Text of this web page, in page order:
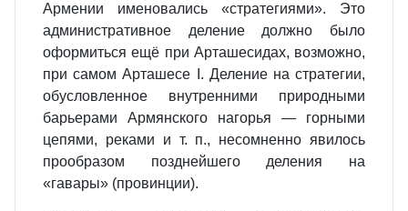
Армении именовались «стратегиями». Это
административное деление должно было
оформиться ещё при Арташесидах, возможно,
при самом Арташесе I. Деление на стратегии,
обусловленное внутренними природными
барьерами Армянского нагорья — горными
цепями, реками и т. п., несомненно явилось
прообразом позднейшего деления на
«гавары» (провинции).